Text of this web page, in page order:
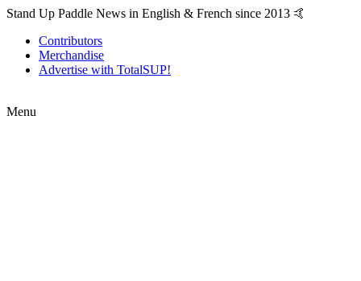
Stand Up Paddle News in English & French since 2013 🤙
Contributors
Merchandise
Advertise with TotalSUP!
Menu